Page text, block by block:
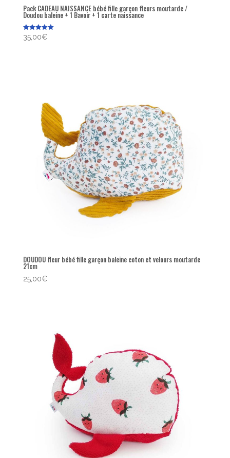
Pack CADEAU NAISSANCE bébé fille garçon fleurs moutarde /
Doudou baleine + 1 Bavoir + 1 carte naissance
Note
5.00
35,00€
DOUDOU fleur bébé fille garçon baleine coton et velours moutarde
21cm
25,00€